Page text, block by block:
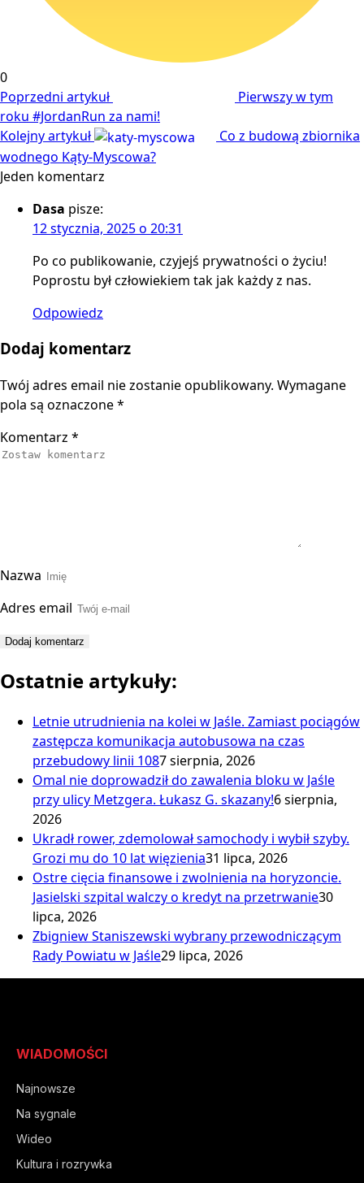
0
Poprzedni artykuł
Pierwszy w tym
roku #JordanRun za nami!
Kolejny artykuł
Co z budową zbiornika
wodnego Kąty-Myscowa?
Jeden komentarz
Dasa pisze:
12 stycznia, 2025 o 20:31
Po co publikowanie, czyjejś prywatności o życiu!
Poprostu był człowiekiem tak jak każdy z nas.
Odpowiedz
Dodaj komentarz
Twój adres email nie zostanie opublikowany. Wymagane
pola są oznaczone*
Komentarz *
Nazwa
Adres email
Ostatnie artykuły:
Letnie utrudnienia na kolei w Jaśle. Zamiast pociągów
zastępcza komunikacja autobusowa na czas
przebudowy linii 1087 sierpnia, 2026
Omal nie doprowadził do zawalenia bloku w Jaśle
przy ulicy Metzgera. Łukasz G. skazany!6 sierpnia,
2026
Ukradł rower, zdemolował samochody i wybił szyby.
Grozi mu do 10 lat więzienia31 lipca, 2026
Ostre cięcia finansowe i zwolnienia na horyzoncie.
Jasielski szpital walczy o kredyt na przetrwanie30
lipca, 2026
Zbigniew Staniszewski wybrany przewodniczącym
Rady Powiatu w Jaśle29 lipca, 2026
WIADOMOŚCI
Najnowsze
Na sygnale
Wideo
Kultura i rozrywka